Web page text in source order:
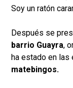
Soy un ratón
Después se
barrio Guayra,
ha estado en
matebingos.